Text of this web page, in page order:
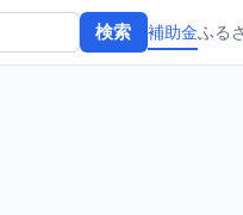
検索 補助金ふる